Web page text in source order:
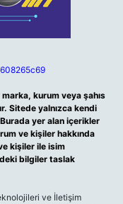
kurum veya şahıs
Sitede yalnızca kendi
Burada yer alan içerikler
ve kişiler hakkında
kişiler ile isim
bilgiler taslak
ve İletişim